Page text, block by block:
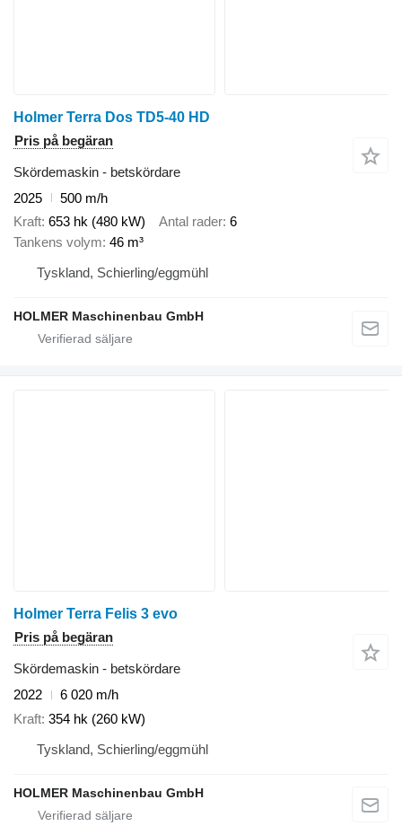
Holmer Terra Dos TD5-40 HD
Pris på begäran
Skördemaskin - betskördare
2025
500 m/h
Kraft 653 hk (480 kW) Antal rader 6
Tankens volym 46 m³
Tyskland, Schierling/eggmühl
HOLMER Maschinenbau GmbH
Holmer Terra Felis 3 evo
Pris på begäran
Skördemaskin - betskördare
2022
6 020 m/h
Kraft 354 hk (260 kW)
Tyskland, Schierling/eggmühl
HOLMER Maschinenbau GmbH